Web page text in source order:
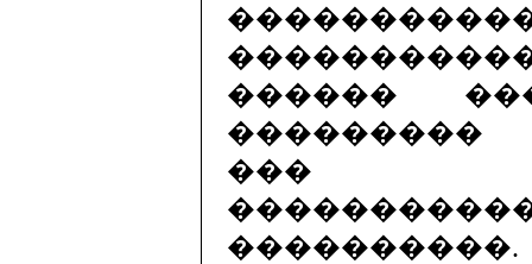
������
���������
���